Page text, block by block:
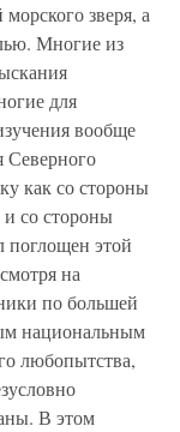
зверя, а
Многие из
для
вообще
Северного
как со стороны
со стороны
поглощен этой
на
по большей
национальным
любопытства,
В этом